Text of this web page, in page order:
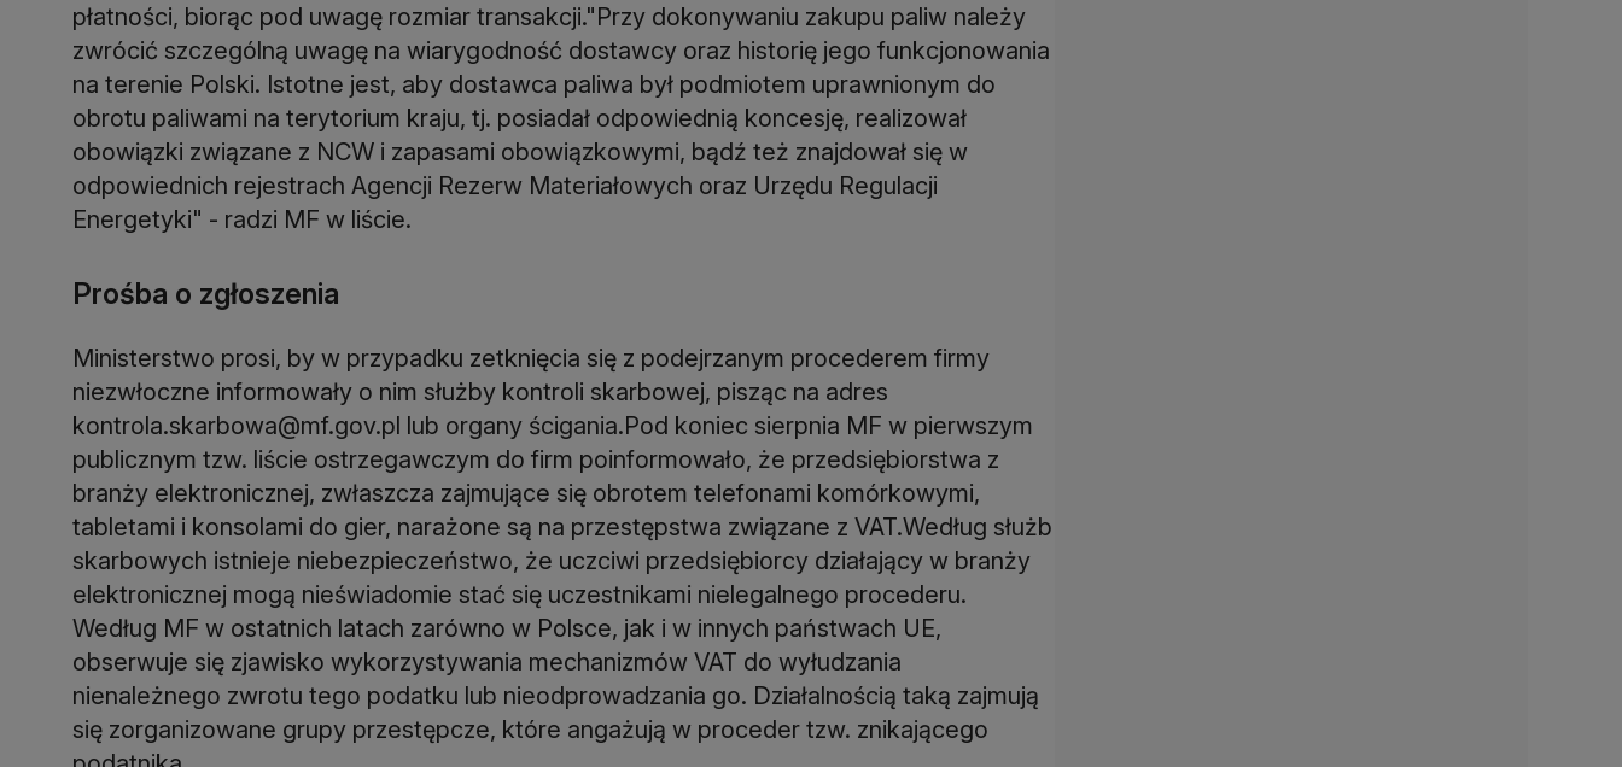
płatności, biorąc pod uwagę rozmiar transakcji."Przy dokonywaniu zakupu paliw należy
zwrócić szczególną uwagę na wiarygodność dostawcy oraz historię jego funkcjonowania
na terenie Polski. Istotne jest, aby dostawca paliwa był podmiotem uprawnionym do
obrotu paliwami na terytorium kraju, tj. posiadał odpowiednią koncesję, realizował
obowiązki związane z NCW i zapasami obowiązkowymi, bądź też znajdował się w
odpowiednich rejestrach Agencji Rezerw Materiałowych oraz Urzędu Regulacji
Energetyki" - radzi MF w liście.
Prośba o zgłoszenia
Ministerstwo prosi, by w przypadku zetknięcia się z podejrzanym procederem firmy
niezwłoczne informowały o nim służby kontroli skarbowej, pisząc na adres
kontrola.skarbowa@mf.gov.pl lub organy ścigania.Pod koniec sierpnia MF w pierwszym
publicznym tzw. liście ostrzegawczym do firm poinformowało, że przedsiębiorstwa z
branży elektronicznej, zwłaszcza zajmujące się obrotem telefonami komórkowymi,
tabletami i konsolami do gier, narażone są na przestępstwa związane z VAT.Według służb
skarbowych istnieje niebezpieczeństwo, że uczciwi przedsiębiorcy działający w branży
elektronicznej mogą nieświadomie stać się uczestnikami nielegalnego procederu.
Według MF w ostatnich latach zarówno w Polsce, jak i w innych państwach UE,
obserwuje się zjawisko wykorzystywania mechanizmów VAT do wyłudzania
nienależnego zwrotu tego podatku lub nieodprowadzania go. Działalnością taką zajmują
się zorganizowane grupy przestępcze, które angażują w proceder tzw. znikającego